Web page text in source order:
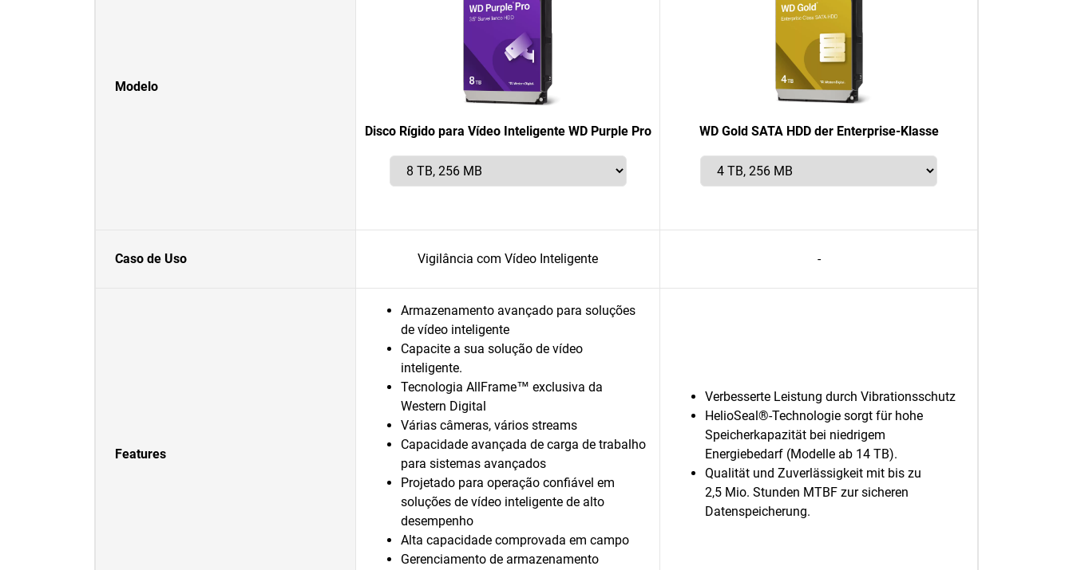
Modelo
Disco Rígido para Vídeo Inteligente WD Purple Pro WD Gold SATA HDD der Enterprise-Klasse
Caso de Uso Vigilância com Vídeo Inteligente -
Features
Armazenamento avançado para soluções
de vídeo inteligente
Capacite a sua solução de vídeo
inteligente.
Tecnologia AllFrame™ exclusiva da
Western Digital
Várias câmeras, vários streams
Capacidade avançada de carga de trabalho
para sistemas avançados
Projetado para operação confiável em
soluções de vídeo inteligente de alto
desempenho
Alta capacidade comprovada em campo
Gerenciamento de armazenamento
Verbesserte Leistung durch Vibrationsschutz
HelioSeal®-Technologie sorgt für hohe
Speicherkapazität bei niedrigem
Energiebedarf (Modelle ab 14 TB).
Qualität und Zuverlässigkeit mit bis zu
2,5 Mio. Stunden MTBF zur sicheren
Datenspeicherung.